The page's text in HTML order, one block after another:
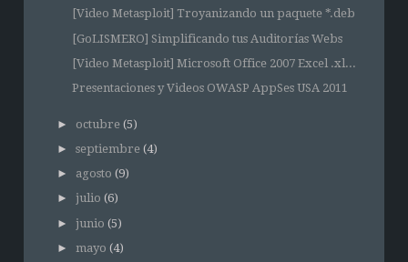
[Video Metasploit] Troyanizando un paquete *.deb
[GoLISMERO] Simplificando tus Auditorías Webs
[Video Metasploit] Microsoft Office 2007 Excel .xl...
Presentaciones y Videos OWASP AppSes USA 2011
► octubre (5)
► septiembre (4)
► agosto (9)
► julio (6)
► junio (5)
► mayo (4)